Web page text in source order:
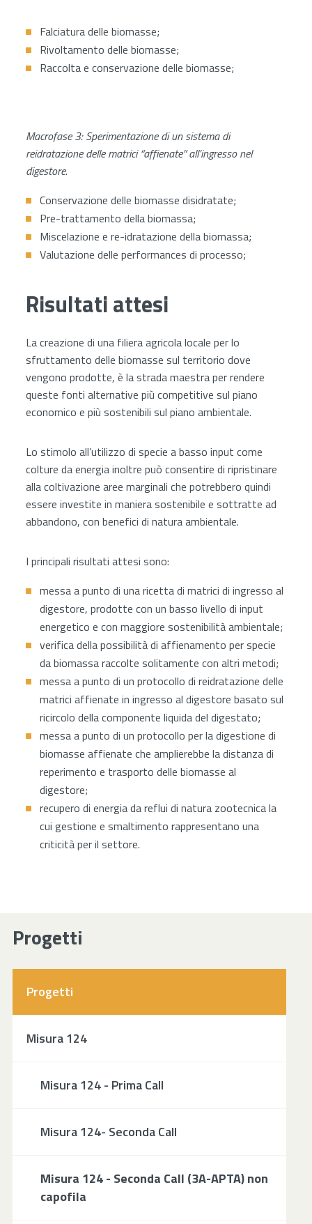
Falciatura delle biomasse;
Rivoltamento delle biomasse;
Raccolta e conservazione delle biomasse;
Macrofase 3: Sperimentazione di un sistema di
reidratazione delle matrici “affienate” all’ingresso nel
digestore.
Conservazione delle biomasse disidratate;
Pre-trattamento della biomassa;
Miscelazione e re-idratazione della biomassa;
Valutazione delle performances di processo;
Risultati attesi
La creazione di una filiera agricola locale per lo
sfruttamento delle biomasse sul territorio dove
vengono prodotte, è la strada maestra per rendere
queste fonti alternative più competitive sul piano
economico e più sostenibili sul piano ambientale.
Lo stimolo all’utilizzo di specie a basso input come
colture da energia inoltre può consentire di ripristinare
alla coltivazione aree marginali che potrebbero quindi
essere investite in maniera sostenibile e sottratte ad
abbandono, con benefici di natura ambientale.
I principali risultati attesi sono:
messa a punto di una ricetta di matrici di ingresso al
digestore, prodotte con un basso livello di input
energetico e con maggiore sostenibilità ambientale;
verifica della possibilità di affienamento per specie
da biomassa raccolte solitamente con altri metodi;
messa a punto di un protocollo di reidratazione delle
matrici affienate in ingresso al digestore basato sul
ricircolo della componente liquida del digestato;
messa a punto di un protocollo per la digestione di
biomasse affienate che amplierebbe la distanza di
reperimento e trasporto delle biomasse al
digestore;
recupero di energia da reflui di natura zootecnica la
cui gestione e smaltimento rappresentano una
criticità per il settore.
Progetti
Progetti
Misura 124
Misura 124 - Prima Call
Misura 124- Seconda Call
Misura 124 - Seconda Call (3A-APTA) non
capofila